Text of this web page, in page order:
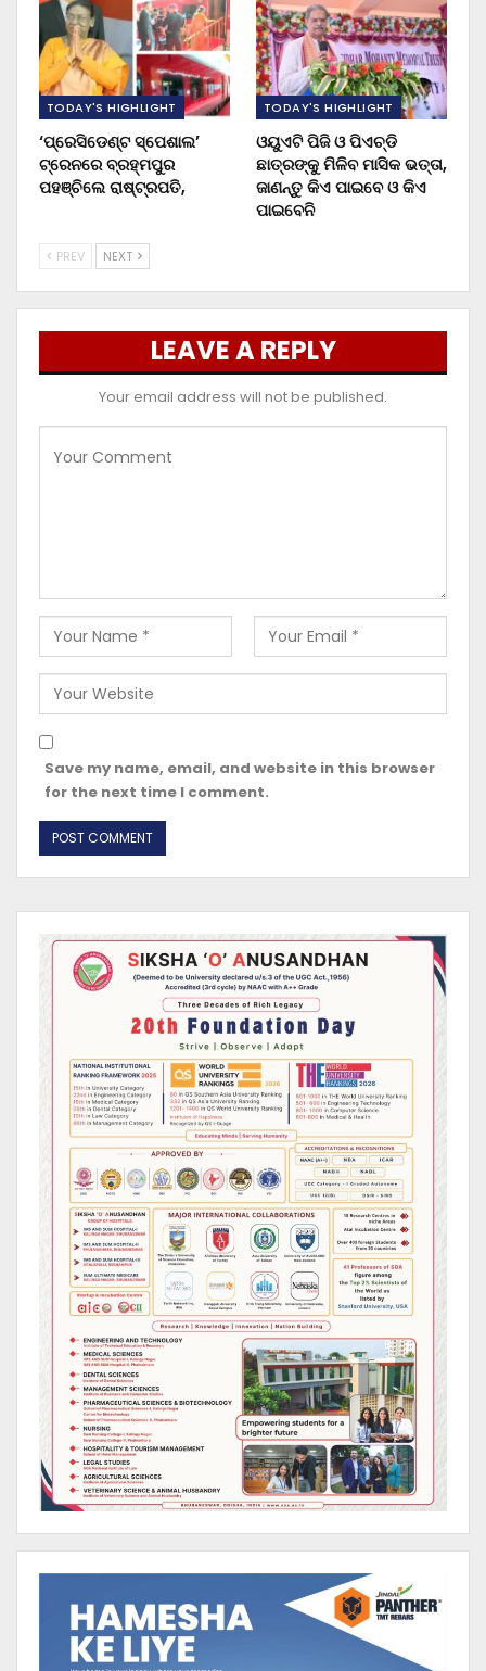
TODAY'S HIGHLIGHT
‘ପ୍ରେସିଡେଣ୍ଟ ସ୍ପେଶାଲ’
ଟ୍ରେନରେ ବ୍ରହ୍ମପୁର
ପହଞ୍ଚିଲେ ରାଷ୍ଟ୍ରପତି,
TODAY'S HIGHLIGHT
ଓୟୁଏଟି ପିଜି ଓ ପିଏଚ୍‌ଡି
ଛାତ୍ରଙ୍କୁ ମିଳିବ ମାସିକ ଭତ୍ତା,
ଜାଣନ୍ତୁ କିଏ ପାଇବେ ଓ କିଏ
ପାଇବେନି
PREV NEXT
LEAVE A REPLY
Your email address will not be published.
Save my name, email, and website in this browser
for the next time I comment.